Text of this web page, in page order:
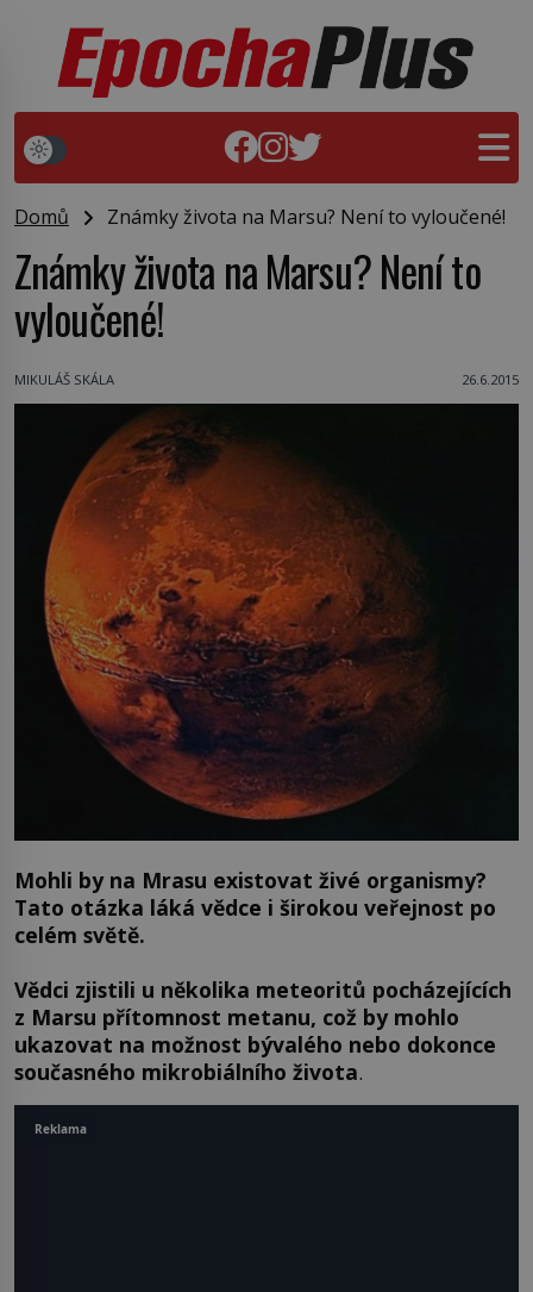
Domů Známky života na Marsu? Není to vyloučené!
Známky života na Marsu? Není to
vyloučené!
MIKULÁŠ SKÁLA 26.6.2015
Mohli by na Mrasu existovat živé organismy?
Tato otázka láká vědce i širokou veřejnost po
celém světě.
Vědci zjistili u několika meteoritů pocházejících
z Marsu přítomnost metanu, což by mohlo
ukazovat na možnost bývalého nebo dokonce
současného mikrobiálního života.
Reklama